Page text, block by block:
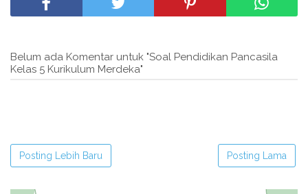
Belum ada Komentar untuk "Soal Pendidikan Pancasila
Kelas 5 Kurikulum Merdeka"
Posting Lebih Baru Posting Lama